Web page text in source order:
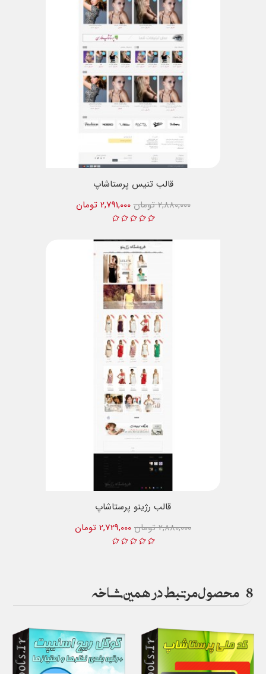
قالب تنیس پرستاشاپ
2,791,000 تومان
2,880,000 تومان
قالب رژینو پرستاشاپ
2,729,000 تومان
2,880,000 تومان
8 محصول مرتبط در همین شاخه